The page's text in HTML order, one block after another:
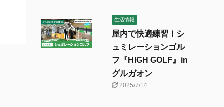
生活情報
屋内で快適練習！シ
ュミレーションゴル
フ『HIGH GOLF』in
グルガオン
2025/7/14